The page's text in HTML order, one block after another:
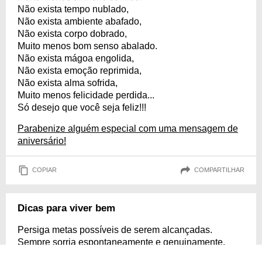
Não exista tempo nublado,
Não exista ambiente abafado,
Não exista corpo dobrado,
Muito menos bom senso abalado.
Não exista mágoa engolida,
Não exista emoção reprimida,
Não exista alma sofrida,
Muito menos felicidade perdida...
Só desejo que você seja feliz!!!
Parabenize alguém especial com uma mensagem de
aniversário!
COPIAR COMPARTILHAR
Dicas para viver bem
Persiga metas possíveis de serem alcançadas.
Sempre sorria espontaneamente e genuinamente.